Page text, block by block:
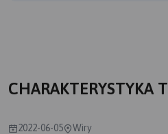
CHARAKTERYSTYKA
2022-06-05 Wiry